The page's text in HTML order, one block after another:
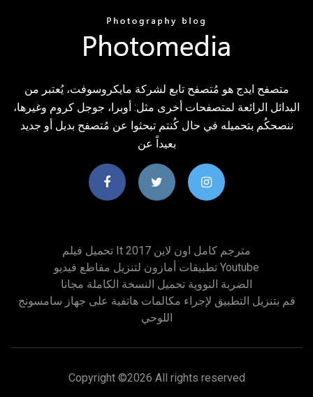
متصفح ايدج هو مُتصفح تابع لشركة مايكروسوفت، يُعتبر من
البدائل الرائعة لمتصفحات أخرى مثل: أوبرا، جوجل كروم وغيرها،
ننصحكُم بتحميله في حال كُنتم تبحثوا عن مُتصفح بديل أو جديد
بعيداً عن
تحميل فيلم It 2017 مترجم كامل اون لاين
تطبيقات أمازون لتنزيل مقاطع فيديو Youtube
الضربة النووية تحميل النسخة الكاملة مجانا
قم بتنزيل التطبيق لإجراء مكالمات هاتفية على جهاز سامسونج
اللوحي
Copyright ©2026 All rights reserved